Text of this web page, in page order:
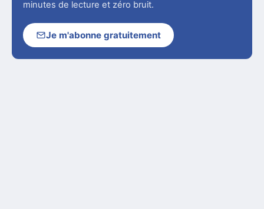
minutes de lecture et zéro bruit.
Je m'abonne gratuitement